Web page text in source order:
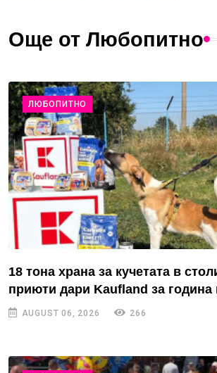
Още от Любопитно
ЛЮБОПИТНО
18 тона храна за кучетата в
приюти дари Kaufland за година
AUGUST 06, 2026 266